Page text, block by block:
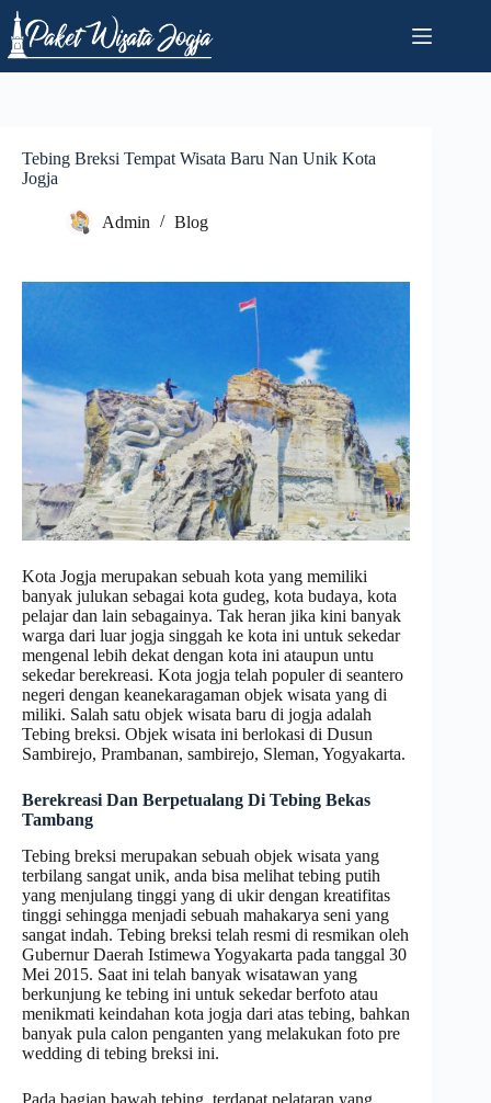
Skip
content
Tebing Breksi Tempat Wisata Baru Nan Unik Kota
Jogja
Admin Blog
Kota Jogja merupakan sebuah kota yang memiliki
banyak julukan sebagai kota gudeg, kota budaya, kota
pelajar dan lain sebagainya. Tak heran jika kini banyak
warga dari luar jogja singgah ke kota ini untuk sekedar
mengenal lebih dekat dengan kota ini ataupun untu
sekedar berekreasi. Kota jogja telah populer di seantero
negeri dengan keanekaragaman objek wisata yang di
miliki. Salah satu objek wisata baru di jogja adalah
Tebing breksi. Objek wisata ini berlokasi di Dusun
Sambirejo, Prambanan, sambirejo, Sleman, Yogyakarta.
Berekreasi Dan Berpetualang Di Tebing Bekas
Tambang
Tebing breksi merupakan sebuah objek wisata yang
terbilang sangat unik, anda bisa melihat tebing putih
yang menjulang tinggi yang di ukir dengan kreatifitas
tinggi sehingga menjadi sebuah mahakarya seni yang
sangat indah. Tebing breksi telah resmi di resmikan oleh
Gubernur Daerah Istimewa Yogyakarta pada tanggal 30
Mei 2015. Saat ini telah banyak wisatawan yang
berkunjung ke tebing ini untuk sekedar berfoto atau
menikmati keindahan kota jogja dari atas tebing, bahkan
banyak pula calon penganten yang melakukan foto pre
wedding di tebing breksi ini.
Pada bagian bawah tebing, terdapat pelataran yang